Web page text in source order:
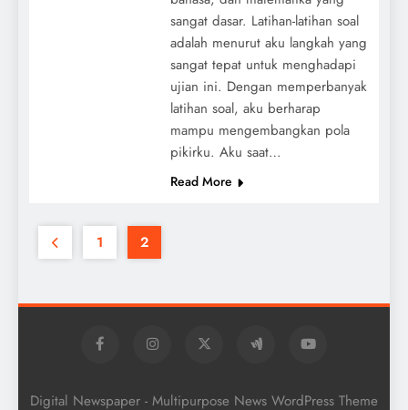
sangat dasar. Latihan-latihan soal
adalah menurut aku langkah yang
sangat tepat untuk menghadapi
ujian ini. Dengan memperbanyak
latihan soal, aku berharap
mampu mengembangkan pola
pikirku. Aku saat…
Read More
1 2
Digital Newspaper - Multipurpose News WordPress Theme